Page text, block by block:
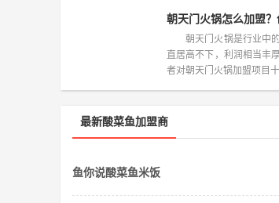
朝天门火锅怎么加盟
朝天门火锅是行业中
直居高不下，利润相当丰
者对朝天门火锅加盟项目
最新酸菜鱼加盟商
鱼你说酸菜鱼米饭